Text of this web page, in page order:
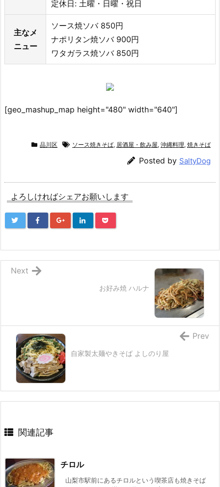
定休日: 土曜・日曜・祝日
主なメ
ニュー
ソース焼ソバ 850円
ナポリタン焼ソバ 900円
ワタガラス焼ソバ 850円
[geo_mashup_map height="480" width="640"]
品川区 ソース焼きそば, 居酒屋・飲み屋, 沖縄料理, 焼きそば
Posted by SaltyDog
よろしければシェアお願いします
お好み焼 ハルナ
Next
自家製太麺やきそば よしのり屋
Prev
関連記事
チロル
山梨市駅前にあるチロルという喫茶店も焼きそば